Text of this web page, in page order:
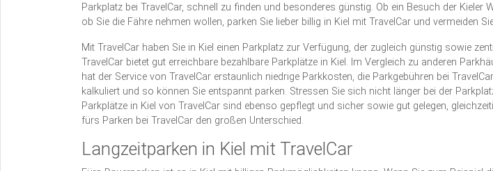
Parkplatz bei TravelCar, schnell zu finden und besonderes günstig. Ob ein Besuch der Kieler
ob Sie die Fähre nehmen wollen, parken Sie lieber billig in Kiel mit TravelCar und vermeiden
Mit TravelCar haben Sie in Kiel einen Parkplatz zur Verfügung, der zugleich günstig sowie
TravelCar bietet gut erreichbare bezahlbare Parkplätze in Kiel. Im Vergleich zu anderen
hat der Service von TravelCar erstaunlich niedrige Parkkosten, die Parkgebühren bei
kalkuliert und so können Sie entspannt parken. Stressen Sie sich nicht länger bei der
Parkplätze in Kiel von TravelCar sind ebenso gepflegt und sicher sowie gut gelegen,
fürs Parken bei TravelCar den großen Unterschied.
Langzeitparken in Kiel mit TravelCar